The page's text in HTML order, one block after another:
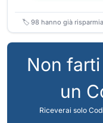
🏷️ 98 hanno già
Non
un
Riceverai solo